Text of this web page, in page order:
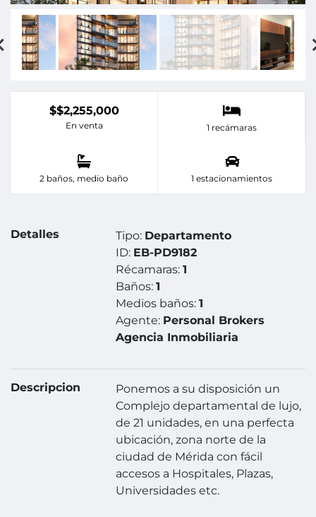
$$2,255,000
En venta 1 recámaras
2 baños, medio baño 1 estacionamientos
Detalles Tipo: Departamento
ID: EB-PD9182
Récamaras:1
Baños:1
Medios baños:1
Agente: Personal Brokers
Agencia Inmobiliaria
Descripcion
Ponemos a su disposición un
Complejo departamental de lujo,
de 21 unidades, en una perfecta
ubicación, zona norte de la
ciudad de Mérida con fácil
accesos a Hospitales, Plazas,
Universidades etc.